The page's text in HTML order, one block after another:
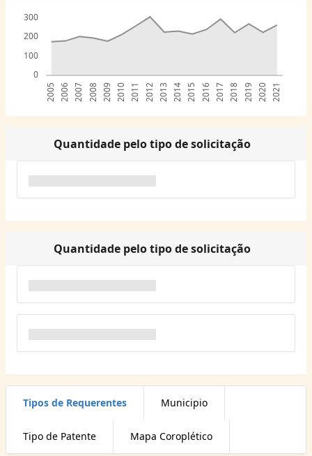
0
100
200
300
2005 2006 2007 2008 2009 2010 2011 2012 2013 2014 2015 2016 2017 2018 2019 2020 2021
Quantidade pelo tipo de solicitação
Quantidade pelo tipo de solicitação
Tipos de Requerentes Municipio
Tipo de Patente Mapa Coroplético